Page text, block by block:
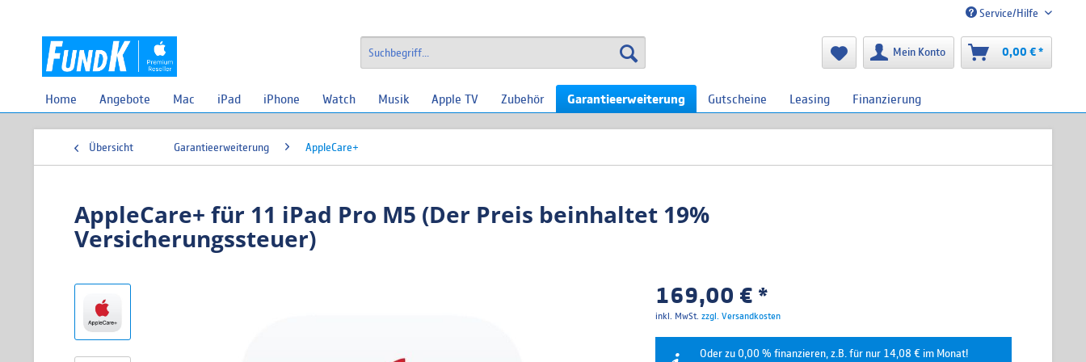
Service/Hilfe
Mein Konto 0,00 € *
Home Angebote Mac iPad iPhone Watch Musik Apple TV Zubehör Garantieerweiterung Gutscheine Leasing Finanzierung
Übersicht Garantieerweiterung AppleCare+
AppleCare+ für 11 iPad Pro M5 (Der Preis beinhaltet 19%
Versicherungssteuer)
169,00 € *
inkl. MwSt.zzgl. Versandkosten
Oder zu 0,00 % finanzieren, z.B. für nur 14,08 € im Monat!